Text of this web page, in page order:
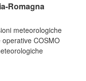
Romagna
meteorologiche
COSMO